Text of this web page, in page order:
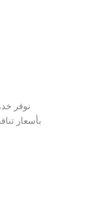
نوفر
بأسعار